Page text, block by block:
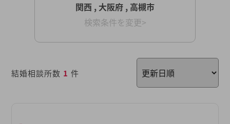
関西 , 大阪府 , 高槻市
検索条件を変更>
結婚相談所数 1 件